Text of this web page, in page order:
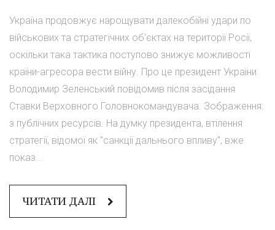
Україна продовжує нарощувати далекобійні удари по
військових та стратегічних об'єктах на території Росії,
оскільки така тактика поступово знижує можливості
країни-агресора вести війну. Про це президент України
Володимир Зеленський повідомив після засідання
Ставки Верховного Головнокомандувача. Зображення:
з публічних ресурсів. На думку президента, втілення
стратегії, відомої як "санкції дальнього впливу", вже
показ...
ЧИТАТИ ДАЛІ